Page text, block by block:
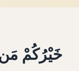
خَيْرُكُمْ